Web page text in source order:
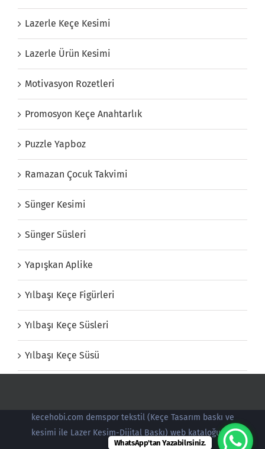
Lazerle Keçe Kesimi
Lazerle Ürün Kesimi
Motivasyon Rozetleri
Promosyon Keçe Anahtarlık
Puzzle Yapboz
Ramazan Çocuk Takvimi
Sünger Kesimi
Sünger Süsleri
Yapışkan Aplike
Yılbaşı Keçe Figürleri
Yılbaşı Keçe Süsleri
Yılbaşı Keçe Süsü
kecehobi.com demspor tekstil (Keçe Tasarım baskı ve
kesimi ile Lazer Kesim-Dijital Baskı) web kataloğudur.
WhatsApp'tan Yazabilrsiniz.